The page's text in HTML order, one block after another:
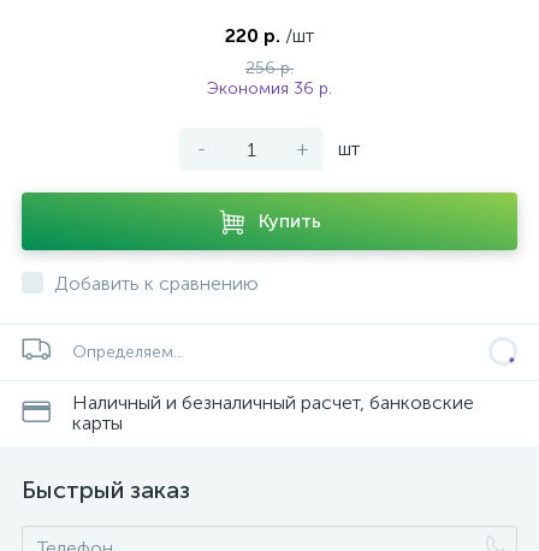
220 р. /шт
256 р.
Экономия 36 р.
- + шт
Купить
Добавить к сравнению
Определяем...
Наличный и безналичный расчет, банковские
карты
Быстрый заказ